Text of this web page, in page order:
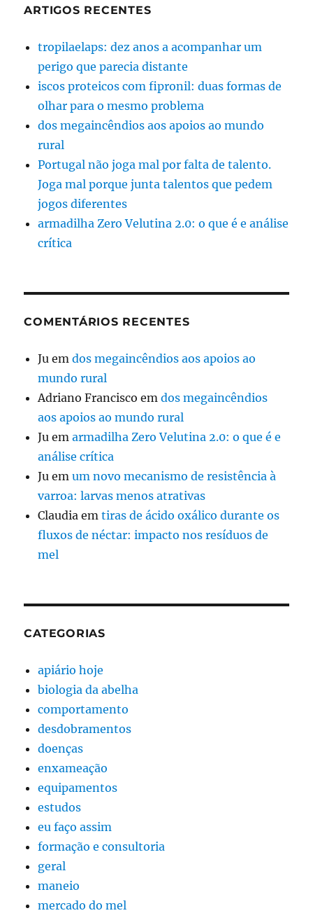
ARTIGOS RECENTES
tropilaelaps: dez anos a acompanhar um
perigo que parecia distante
iscos proteicos com fipronil: duas formas de
olhar para o mesmo problema
dos megaincêndios aos apoios ao mundo
rural
Portugal não joga mal por falta de talento.
Joga mal porque junta talentos que pedem
jogos diferentes
armadilha Zero Velutina 2.0: o que é e análise
crítica
COMENTÁRIOS RECENTES
Ju emdos megaincêndios aos apoios ao
mundo rural
Adriano Francisco emdos megaincêndios
aos apoios ao mundo rural
Ju emarmadilha Zero Velutina 2.0: o que é e
análise crítica
Ju emum novo mecanismo de resistência à
varroa: larvas menos atrativas
Claudia emtiras de ácido oxálico durante os
fluxos de néctar: impacto nos resíduos de
mel
CATEGORIAS
apiário hoje
biologia da abelha
comportamento
desdobramentos
doenças
enxameação
equipamentos
estudos
eu faço assim
formação e consultoria
geral
maneio
mercado do mel